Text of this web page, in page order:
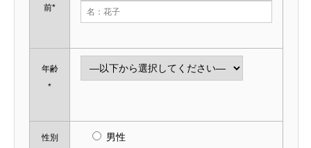
前*
年齢
*
性別
男性